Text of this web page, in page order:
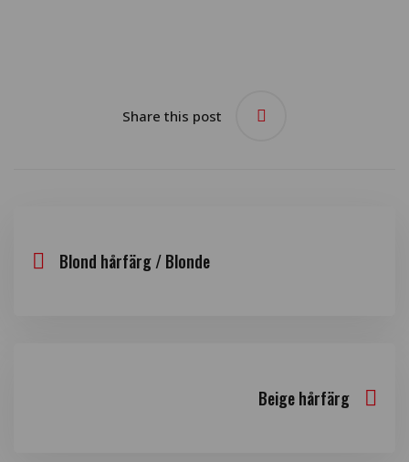
Share this post
Blond hårfärg / Blonde
Beige hårfärg